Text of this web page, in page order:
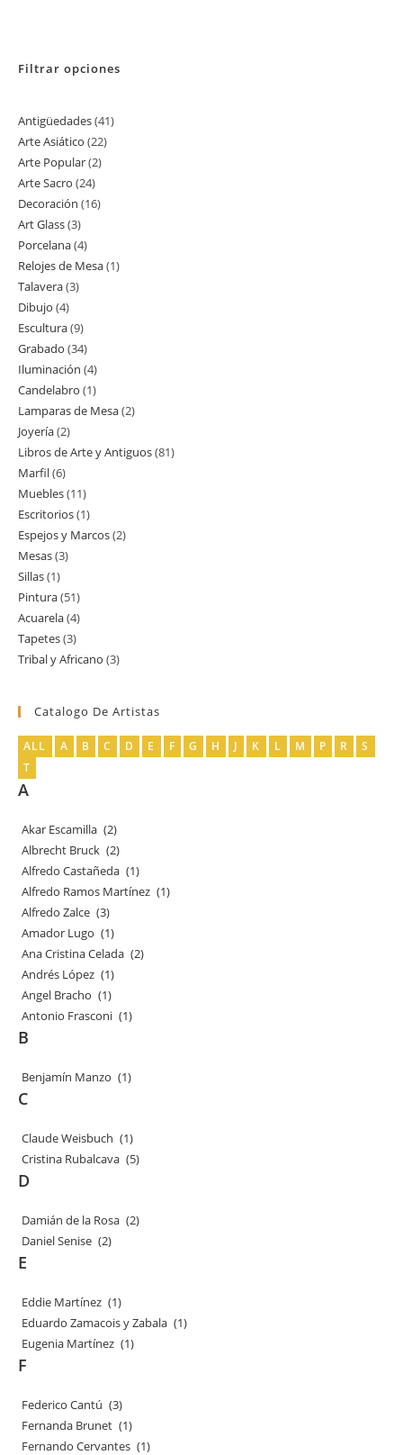
Filtrar opciones
Antigüedades 4141
Arte Asiático 2222
Arte Popular 22
Arte Sacro 2424
productos
Decoración 1616
Art Glass 33
productos
Porcelana 44
productos
Relojes de Mesa 11
Talavera 33
Dibujo 44
productos
Escultura 99
productos
Grabado 3434
productos
Iluminación 44
productos
Candelabro 11
producto
Lamparas de Mesa 22
Joyería 22
productos
Libros de Arte y Antiguos 8181
Marfil 66
productos
Muebles 1111
productos
Escritorios 11
producto
Espejos y Marcos 22
Mesas 33
Sillas 11
producto
Pintura 5151
productos
Acuarela 44
productos
Tapetes 33
productos
Tribal y Africano 33
Catalogo De Artistas
ALL A B C D E F G H J K L M P R
S
T
A
Akar Escamilla (2)
Albrecht Bruck (2)
Alfredo Castañeda (1)
Alfredo Ramos Martínez (1)
Alfredo Zalce (3)
Amador Lugo (1)
Ana Cristina Celada (2)
Andrés López (1)
Angel Bracho (1)
Antonio Frasconi (1)
B
Benjamín Manzo (1)
C
Claude Weisbuch (1)
Cristina Rubalcava (5)
D
Damián de la Rosa (2)
Daniel Senise (2)
E
Eddie Martínez (1)
Eduardo Zamacois y Zabala (1)
Eugenia Martínez (1)
F
Federico Cantú (3)
Fernanda Brunet (1)
Fernando Cervantes (1)